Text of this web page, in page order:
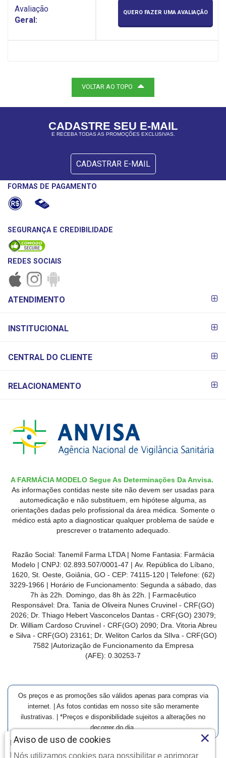
Farmácia Modelo | Goiânia | Entrega Imediata e Clique-
Retire
Avaliação
Geral:
QUERO FAZER UMA AVALIAÇÃO
VOLTAR AO TOPO
CADASTRE SEU E-MAIL
E RECEBA TODAS AS PROMOÇÕES EXCLUSIVAS.
CADASTRAR E-MAIL
FORMAS DE PAGAMENTO
SEGURANÇA E CREDIBILIDADE
REDES SOCIAIS
PAGAMENTO
ATENDIMENTO
INSTITUCIONAL
CENTRAL DO CLIENTE
RELACIONAMENTO
A FARMÁCIA MODELO Segue As Determinações Da Anvisa.
As informações contidas neste site não devem ser usadas para
automedicação e não substituem, em hipótese alguma, as
orientações dadas pelo profissional da área médica. Somente o
médico está apto a diagnosticar qualquer problema de saúde e
prescrever o tratamento adequado.
Razão Social: Tanemil Farma LTDA | Nome Fantasia: Farmácia
Modelo | CNPJ: 02.893.507/0001-47 | Av. República do Líbano,
1620, St. Oeste, Goiânia, GO - CEP: 74115-120 | Telefone: (62)
3229-1966 | Horário de Funcionamento: Segunda a sábado, das
7h às 22h. Domingo, das 8h às 22h. | Farmacêutico
Responsável: Dra. Tania de Oliveira Nunes Cruvinel - CRF(GO)
2026; Dr. Thiago Hebert Vasconcelos Dantas - CRF(GO) 23079;
Dr. William Cardoso Cruvinel - CRF(GO) 2090; Dra. Vitoria Abreu
e Silva - CRF(GO) 23161; Dr. Weliton Carlos da SIlva - CRF(GO)
7582 |Autorização de Funcionamento da Empresa
(AFE): 0.30253-7
Os preços e as promoções são válidos apenas para compras via
internet. | As fotos contidas em nosso site são meramente
ilustrativas. | *Preços e disponibilidade sujeitos a alterações no
decorrer do dia.
Aviso de uso de cookies
Nós utilizamos cookies para possibilitar e aprimorar
×